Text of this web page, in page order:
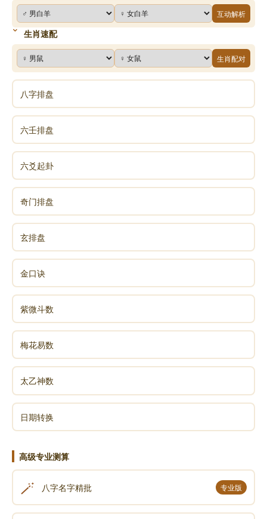
行运：优先把握印比运（如木运、火运），此时
适合充电、积累人脉，为后续财运爆发做准备。
4. 比劫夺财、官杀混杂：强其制，护财星
比劫旺：合作时签详细合同，明确分红比例；职
场中争取核心岗位，掌握资源分配权，减少他人分财机
会；
官杀杂：以印制伤，通过学习提升认知，避免卷
入口舌是非；以财生官，用业绩证明自己，减少官星对
伤官的克制。
四、日常践行：小习惯，大改变
行业选择：优先选食伤生财的领域，如设计、咨
询、电商、自媒体等，避免传统体制内的官杀过旺环
境；
能量管理：身弱时早睡早起、坚持锻炼，提升精
力；身旺时多输出、多社交，释放才华，避免能量内
耗；
人际相处：多听少说，学会换位思考；对长辈、
领导保持尊重，避免伤官见官的冲突；
财富规划：分散投资，避免把鸡蛋放一个篮子；
留足备用金，应对突发情况，确保财星稳定。
五、总结：顺格而为，方得始终
互动解析
生肖速配
生肖配对
八字排盘
六壬排盘
六爻起卦
奇门排盘
玄排盘
金口诀
紫微斗数
梅花易数
太乙神数
日期转换
高级专业测算
🪄 八字名字精批 专业版